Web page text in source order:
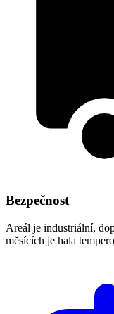
Bezpečnost
Areál je industriální,
měsících je hala